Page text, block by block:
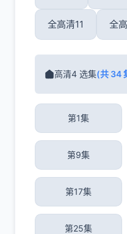
全高清11 全
高清4 选集(共 34
第1集
第9集
第17集
第25集